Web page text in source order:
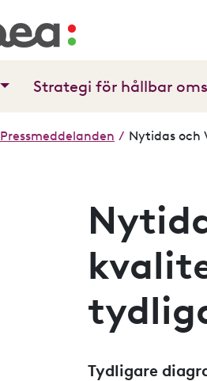
Strategi för hållbar
Pressmeddelanden / Nytidas och
Tydligare